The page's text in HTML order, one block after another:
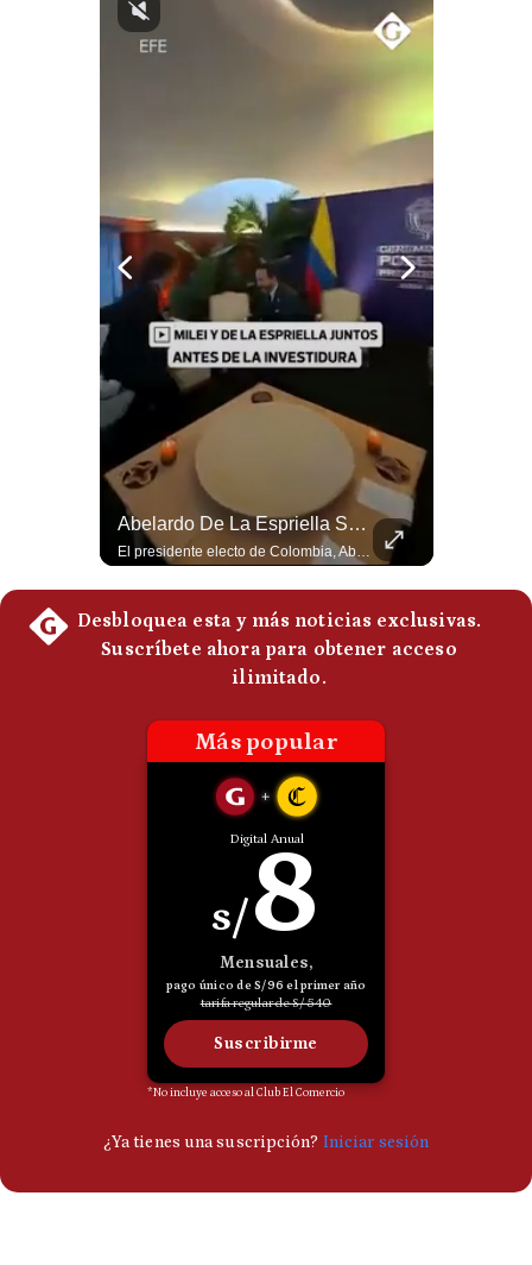
Notas Contratadas
Fotogalerías
gestion.pe
Condiciones
De
Cookies
Preguntas
Abelardo De La Espriella Se Reúne Con Javier Milei En Cali | Gestión Mundo
El presidente electo de Colombia, Abelardo de la Espriella, sostuvo una reunión bilateral en Cali con el mandatario argentino Javier Milei. El encuentro se dio pocas horas antes de la ceremonia de investidura presidencial para el periodo 2026-2030, marcando el inicio de una nueva alianza estratégica regional. #DeLaEspriella #JavierMilei #Colombia #Argentina #PoliticaLatina #Shorts 👉 Suscríbete y activa la campana para no perderte nuestro análisis diario. 🌎 Síguenos en nuestras redes sociales: 📌 Web oficial: https://gestion.pe/mundo/ 📌 LinkedIn: http://bit.ly/3HYIET0 📌 X (Twitter): http://bit.ly/4noZtX9 📌 TikTok: http://bit.ly/4evB6TO